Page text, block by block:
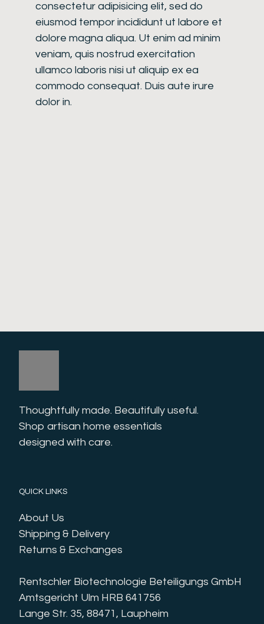
consectetur adipisicing elit, sed do
eiusmod tempor incididunt ut labore et
dolore magna aliqua. Ut enim ad minim
veniam, quis nostrud exercitation
ullamco laboris nisi ut aliquip ex ea
commodo consequat. Duis aute irure
dolor in.
Thoughtfully made. Beautifully useful.
Shop artisan home essentials
designed with care.
QUICK LINKS
About Us
Shipping & Delivery
Returns & Exchanges
Rentschler Biotechnologie Beteiligungs GmbH
Amtsgericht Ulm HRB 641756
Lange Str. 35, 88471, Laupheim